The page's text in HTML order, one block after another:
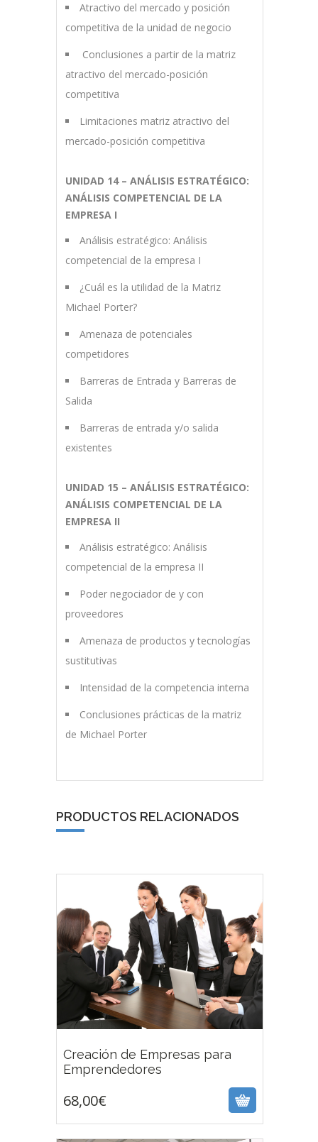
Atractivo del mercado y posición
competitiva de la unidad de negocio
Conclusiones a partir de la matriz
atractivo del mercado-posición
competitiva
Limitaciones matriz atractivo del
mercado-posición competitiva
UNIDAD 14 – ANÁLISIS ESTRATÉGICO:
ANÁLISIS COMPETENCIAL DE LA
EMPRESA I
Análisis estratégico: Análisis
competencial de la empresa I
¿Cuál es la utilidad de la Matriz
Michael Porter?
Amenaza de potenciales
competidores
Barreras de Entrada y Barreras de
Salida
Barreras de entrada y/o salida
existentes
UNIDAD 15 – ANÁLISIS ESTRATÉGICO:
ANÁLISIS COMPETENCIAL DE LA
EMPRESA II
Análisis estratégico: Análisis
competencial de la empresa II
Poder negociador de y con
proveedores
Amenaza de productos y tecnologías
sustitutivas
Intensidad de la competencia interna
Conclusiones prácticas de la matriz
de Michael Porter
PRODUCTOS RELACIONADOS
Creación de Empresas para
Emprendedores
68,00€
68,00 €